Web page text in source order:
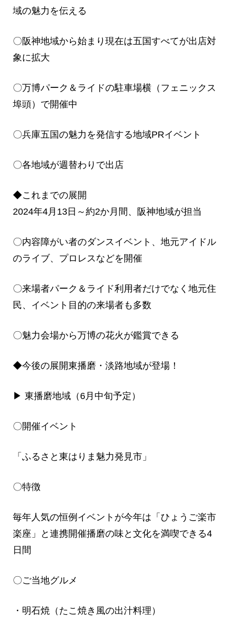
域の魅力を伝える
〇阪神地域から始まり現在は五国すべてが出店対
象に拡大
〇万博パーク＆ライドの駐車場横（フェニックス
埠頭）で開催中
〇兵庫五国の魅力を発信する地域PRイベント
〇各地域が週替わりで出店
◆これまでの展開
2024年4月13日～約2か月間、阪神地域が担当
〇内容障がい者のダンスイベント、地元アイドル
のライブ、プロレスなどを開催
〇来場者パーク＆ライド利用者だけでなく地元住
民、イベント目的の来場者も多数
〇魅力会場から万博の花火が鑑賞できる
◆今後の展開東播磨・淡路地域が登場！
▶ 東播磨地域（6月中旬予定）
〇開催イベント
「ふるさと東はりま魅力発見市」
〇特徴
毎年人気の恒例イベントが今年は「ひょうご楽市
楽座」と連携開催播磨の味と文化を満喫できる4
日間
〇ご当地グルメ
・明石焼（たこ焼き風の出汁料理）